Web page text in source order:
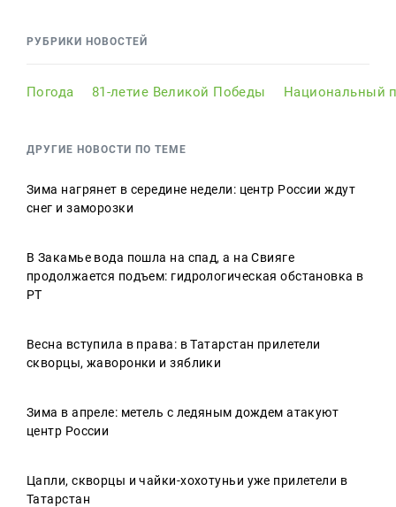
РУБРИКИ НОВОСТЕЙ
Погода 81-летие Великой Победы Национальный
ДРУГИЕ НОВОСТИ ПО ТЕМЕ
Зима нагрянет в середине недели: центр России ждут
снег и заморозки
В Закамье вода пошла на спад, а на Свияге
продолжается подъем: гидрологическая обстановка в
РТ
Весна вступила в права: в Татарстан прилетели
скворцы, жаворонки и зяблики
Зима в апреле: метель с ледяным дождем атакуют
центр России
Цапли, скворцы и чайки-хохотуньи уже прилетели в
Татарстан